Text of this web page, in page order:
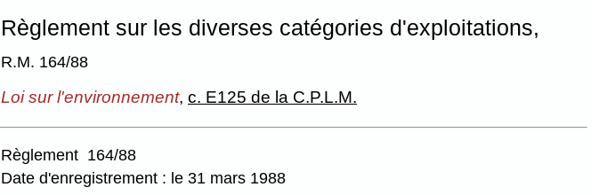
Règlement sur les diverses catégories d'exploitations,
R.M. 164/88
Loi sur l'environnement, c. E125 de la C.P.L.M.
Règlement 164/88
Date d'enregistrement : le 31 mars 1988